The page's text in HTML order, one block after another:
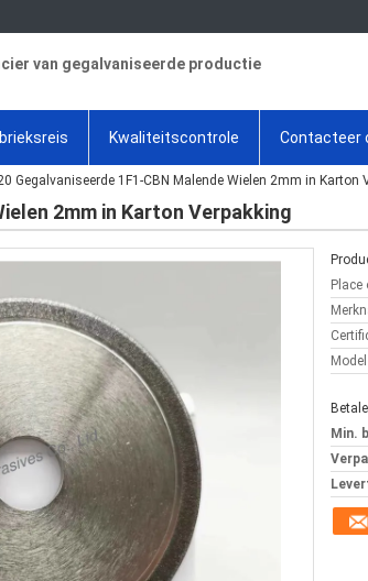
van gegalvaniseerde productie
Kwaliteitscontrole Contacteer
Gegalvaniseerde 1F1-CBN Malende Wielen 2mm in Karton
2mm in Karton Verpakking
Place
Min.